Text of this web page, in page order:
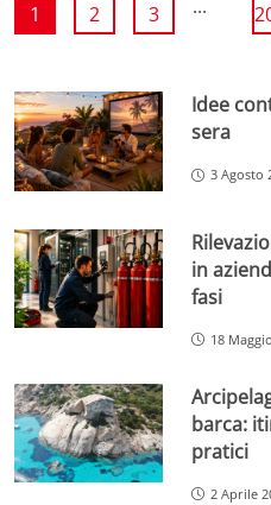
1 2 3 ...
Idee
sera
3 Agosto
in
fasi
18
barca:
pratici
2 Aprile